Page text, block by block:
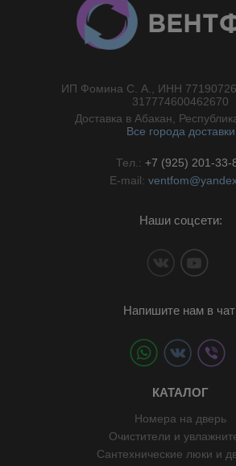
ИП Фомина С. А., ИНН
317774600462670
Доставка в Абакан,
Все города доставки
Тел.: +7 (925) 201-33-
E-mail:
Наши соцсети:
Напишите нам в
КАТАЛОГ
Номера на дверь
Очистители и
Сантехнические люки и